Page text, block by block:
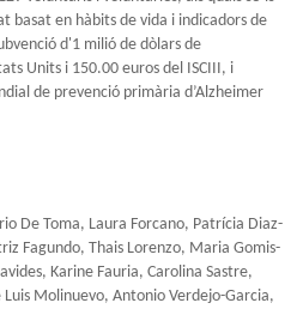
basat en hàbits de vida i indicadors de
d'1 milió de dòlars de
Units i 150.00 euros del ISCIII, i
de prevenció primària d’Alzheimer
De Toma, Laura Forcano, Patrícia Diaz-
Fagundo, Thais Lorenzo, Maria Gomis-
Karine Fauria, Carolina Sastre,
Luis Molinuevo, Antonio Verdejo-Garcia,